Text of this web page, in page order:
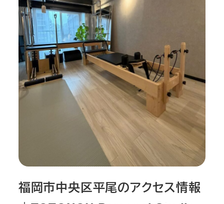
福岡市中央区平尾のアクセス情報